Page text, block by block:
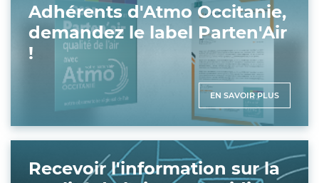
Adhérents d'Atmo Occitanie,
demandez le label Parten'Air
!
EN SAVOIR PLUS
Recevoir l'information sur la